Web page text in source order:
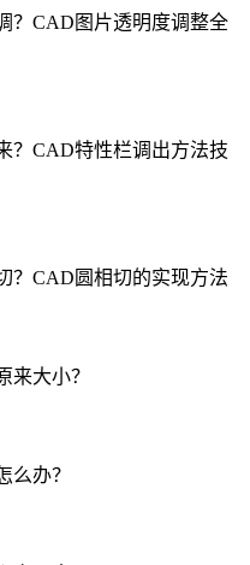
？CAD图片透明度调整全
？CAD特性栏调出方法技
？CAD圆相切的实现方法
来大小？
么办？